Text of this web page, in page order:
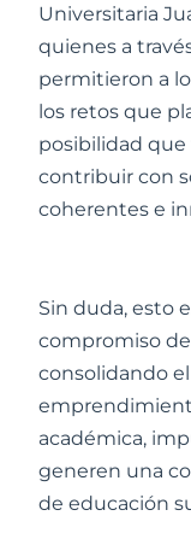
Universitaria
quienes a
permitieron a
los retos que
posibilidad que
contribuir con
coherentes e
Sin duda, esto
compromiso
consolidando
académica,
generen una
de educación